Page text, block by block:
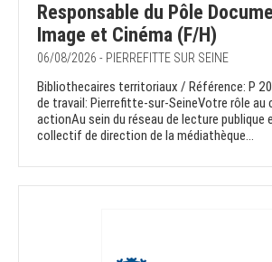
Responsable du Pôle
Image et Cinéma (F/H)
06/08/2026 - PIERREFITTE SUR SEINE
Bibliothecaires territoriaux / Référence: P
de travail: Pierrefitte-sur-SeineVotre rôle au
actionAu sein du réseau de lecture publique
collectif de direction de la médiathèque...